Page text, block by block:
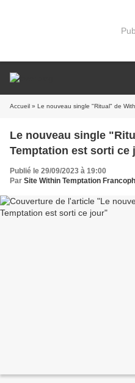
Accueil » Le nouveau single "Ritual" de
Le nouveau single
Temptation est sorti ce
Publié le 29/09/2023 à 19:00
Par Site Within Temptation